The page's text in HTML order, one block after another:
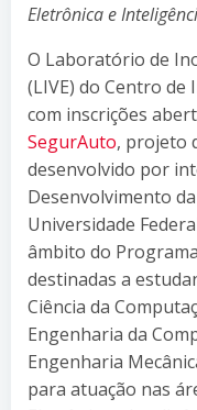
Eletrônica e
O Laboratório de
(LIVE) do Centro de
com inscrições
SegurAuto, projeto
desenvolvido por
Desenvolvimento
Universidade
âmbito do
destinadas a
Ciência da
Engenharia da
Engenharia
para atuação nas